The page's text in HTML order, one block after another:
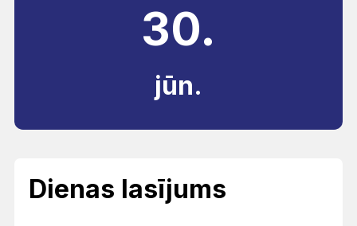
30.
jūn.
Dienas lasījums